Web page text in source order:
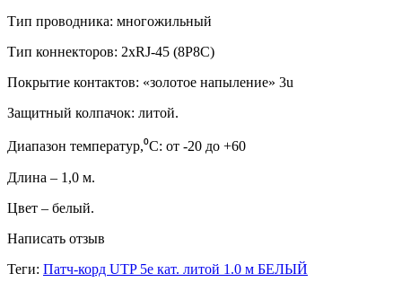
Тип проводника: многожильный
Тип коннекторов: 2xRJ-45 (8P8C)
Покрытие контактов: «золотое напыление» 3u
Защитный колпачок: литой.
Диапазон температур,⁰C: от -20 до +60
Длина – 1,0 м.
Цвет – белый.
Написать отзыв
Теги: Патч-корд UTP 5e кат. литой 1.0 м БЕЛЫЙ